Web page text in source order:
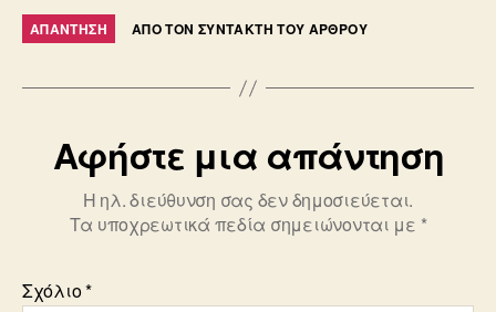
ΑΠΆΝΤΗΣΗ ΑΠΌ ΤΟΝ ΣΥΝΤΆΚΤΗ ΤΟΥ ΆΡΘΡΟΥ
Αφήστε μια απάντηση
Η ηλ. διεύθυνση σας δεν δημοσιεύεται.
Τα υποχρεωτικά πεδία σημειώνονται με *
Σχόλιο*